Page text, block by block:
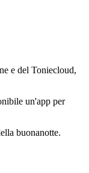
e del Toniecloud,
un'app per
buonanotte.